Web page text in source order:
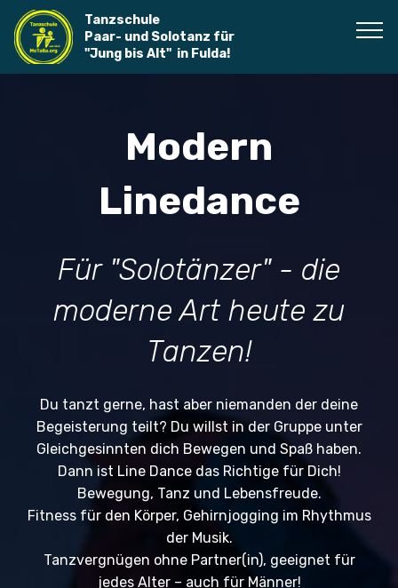
Tanzschule
Paar- und Solotanz für
"Jung bis Alt" in Fulda!
Modern
Linedance
Für "Solotänzer" - die
moderne Art heute zu
Tanzen!
Du tanzt gerne, hast aber niemanden der deine
Begeisterung teilt? Du willst in der Gruppe unter
Gleichgesinnten dich Bewegen und Spaß haben.
Dann ist Line Dance das Richtige für Dich!
Bewegung, Tanz und Lebensfreude.
Fitness für den Körper, Gehirnjogging im Rhythmus
der Musik.
Tanzvergnügen ohne Partner(in), geeignet für
jedes Alter – auch für Männer!